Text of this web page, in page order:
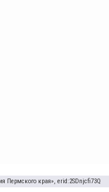
края», erid:2SDnjcfi73Q